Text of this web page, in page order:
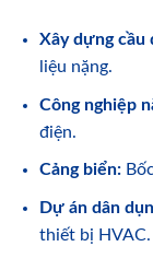
Xây dựng cầu
liệu nặng.
Công nghiệp
điện.
Cảng biển:
Dự án dân
thiết bị HVAC.